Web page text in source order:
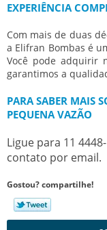
EXPERIÊNCIA
Com mais de duas
a Elifran Bombas é
Você pode adquirir
garantimos a
PARA SABER MAIS
PEQUENA VAZÃO
Ligue para 11
contato por email.
Gostou? compartilhe!